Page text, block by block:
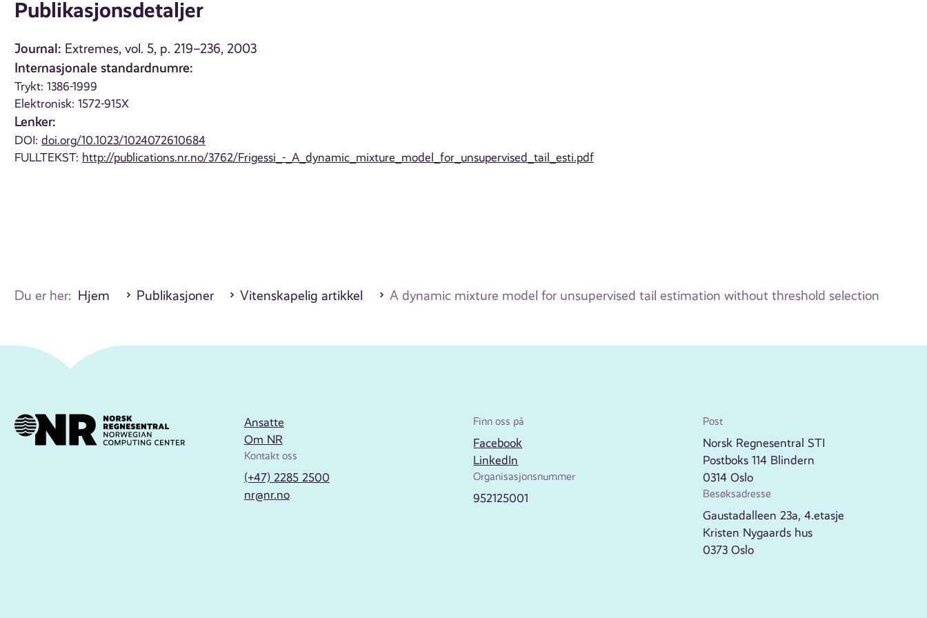
Publikasjonsdetaljer
Journal: Extremes, vol. 5, p. 219–236, 2003
Internasjonale standardnumre:
Trykt: 1386-1999
Elektronisk: 1572-915X
Lenker:
DOI:doi.org/10.1023/1024072610684
FULLTEKST: http://publications.nr.no/3762/Frigessi_-_A_dynamic_mixture_model_for_unsupervised_tail_esti.pdf
Du er her: Hjem Publikasjoner Vitenskapelig artikkel A dynamic mixture model for unsupervised tail estimation without threshold selection
Ansatte
Om NR
Kontakt oss
(+47) 2285 2500
nr@nr.no
Finn oss på
Facebook
LinkedIn
Organisasjonsnummer
952125001
Post
Norsk Regnesentral STI
Postboks 114 Blindern
0314 Oslo
Besøksadresse
Gaustadalleen 23a, 4.etasje
Kristen Nygaards hus
0373 Oslo